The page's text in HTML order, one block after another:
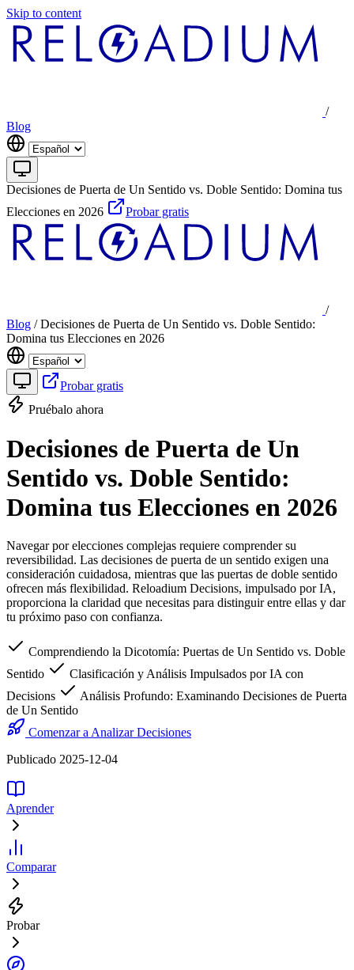
Skip to content
/
Blog
Decisiones de Puerta de Un Sentido vs. Doble Sentido: Domina tus
Elecciones en 2026
Probar gratis
/
Blog / Decisiones de Puerta de Un Sentido vs. Doble Sentido:
Domina tus Elecciones en 2026
Probar gratis
Pruébalo ahora
Decisiones de Puerta de Un
Sentido vs. Doble Sentido:
Domina tus Elecciones en 2026
Navegar por elecciones complejas requiere comprender su
reversibilidad. Las decisiones de puerta de un sentido exigen una
consideración cuidadosa, mientras que las puertas de doble sentido
ofrecen más flexibilidad. Reloadium Decisions, impulsado por IA,
proporciona la claridad que necesitas para distinguir entre ellas y dar
tu próximo paso con confianza.
Comprendiendo la Dicotomía: Puertas de Un Sentido vs. Doble
Sentido
Clasificación y Análisis Impulsados por IA con
Decisions
Análisis Profundo: Examinando Decisiones de Puerta
de Un Sentido
Comenzar a Analizar Decisiones
Publicado 2025-12-04
Aprender
Comparar
Probar